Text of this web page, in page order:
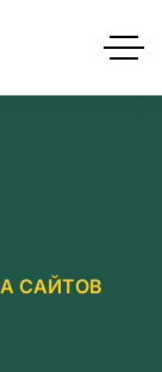
САЙТОВ